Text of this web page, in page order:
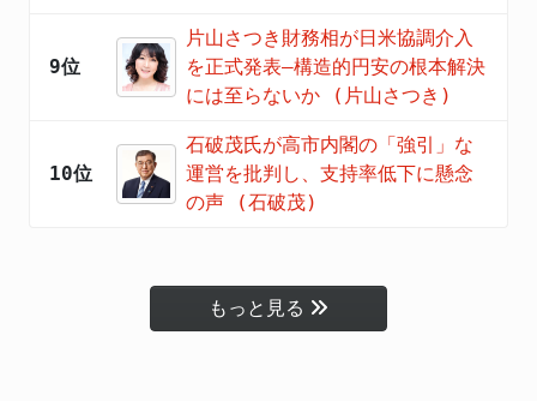
9位
片山さつき財務相が日米協調介入
を正式発表―構造的円安の根本解決
には至らないか (片山さつき)
10位
石破茂氏が高市内閣の「強引」な
運営を批判し、支持率低下に懸念
の声 (石破茂)
もっと見る